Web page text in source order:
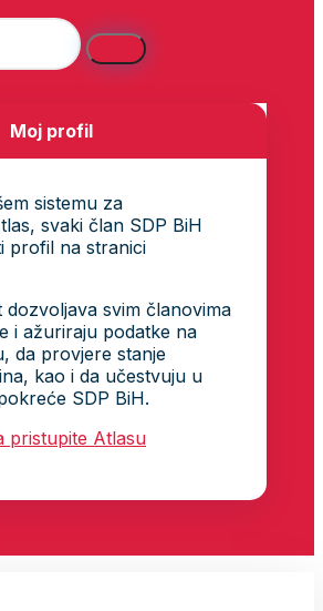
Moj profil
sistemu za
svaki član SDP BiH
profil na stranici
dozvoljava svim članovima
i ažuriraju podatke na
da provjere stanje
kao i da učestvuju u
SDP BiH.
pristupite Atlasu